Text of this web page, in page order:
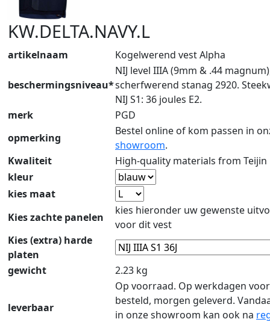
KW.DELTA.NAVY.L
artikelnaam Kogelwerend vest Alpha
beschermingsniveau*
NIJ level IIIA (9mm & .44
scherfwerend stanag 2920.
NIJ S1: 36 joules E2.
merk
PGD
opmerking
Bestel online of kom passen in
showroom.
Kwaliteit
High-quality materials from Teijin
kleur
kies maat
Kies zachte panelen
kies hieronder uw gewenste
voor dit vest
Kies (extra) harde
platen
gewicht
2.23 kg
leverbaar
Op voorraad. Op werkdagen
besteld, morgen geleverd.
in onze showroom kan ook na